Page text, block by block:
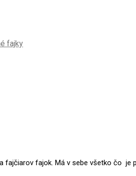
fajky
fajok. Má v sebe všetko čo je